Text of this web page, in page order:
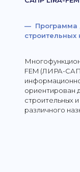
— Программа
строительных
FEM (ЛИРА-
ориентирован
строительных
различного